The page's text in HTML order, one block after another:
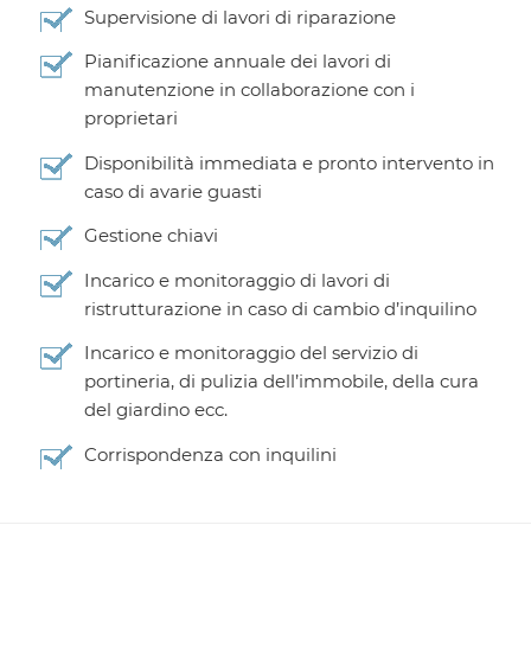
Supervisione di lavori di riparazione
Pianificazione annuale dei lavori di
manutenzione in collaborazione con i
proprietari
Disponibilità immediata e pronto intervento in
caso di avarie guasti
Gestione chiavi
Incarico e monitoraggio di lavori di
ristrutturazione in caso di cambio d’inquilino
Incarico e monitoraggio del servizio di
portineria, di pulizia dell’immobile, della cura
del giardino ecc.
Corrispondenza con inquilini